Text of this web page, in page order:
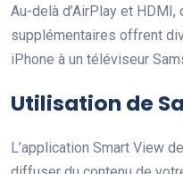
Au-delà d’AirPlay et
supplémentaires offrent
iPhone à un téléviseur
Utilisation de
L’application Smart View